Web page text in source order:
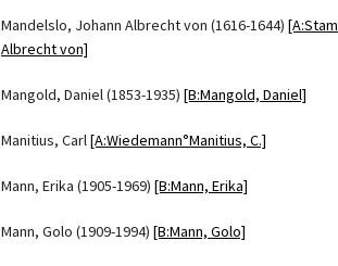
Mandelslo, Johann Albrecht von (1616-1644)
Albrecht von]
Mangold, Daniel (1853-1935) [B:Mangold, Daniel]
Manitius, Carl[A:Wiedemann°Manitius, C.]
Mann, Erika (1905-1969) [B:Mann, Erika]
Mann, Golo (1909-1994) [B:Mann, Golo]